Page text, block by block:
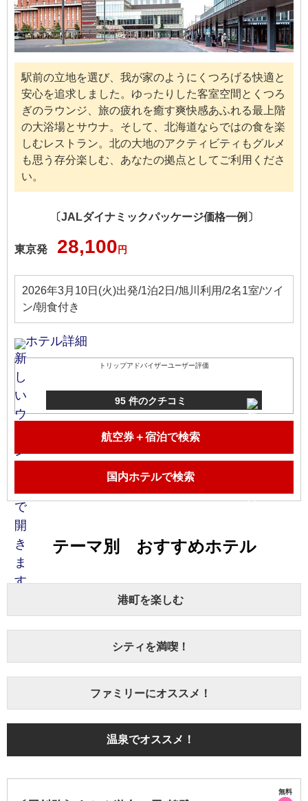
駅前の立地を選び、我が家のようにくつろげる快適と
安心を追求しました。ゆったりした客室空間とくつろ
ぎのラウンジ、旅の疲れを癒す爽快感あふれる最上階
の大浴場とサウナ。そして、北海道ならではの食を楽
しむレストラン。北の大地のアクティビティもグルメ
も思う存分楽しむ、あなたの拠点としてご利用くださ
い。
〔JALダイナミックパッケージ価格一例〕
東京発 28,100 円
2026年3月10日(火)出発/1泊2日/旭川利用/2名1室/ツイ
ン/朝食付き
ホテル詳細
トリップアドバイザーユーザー評価
95 件のクチコミ
航空券＋宿泊で検索
国内ホテルで検索
テーマ別 おすすめホテル
港町を楽しむ
シティを満喫！
ファミリーにオススメ！
温泉でオススメ！
無料